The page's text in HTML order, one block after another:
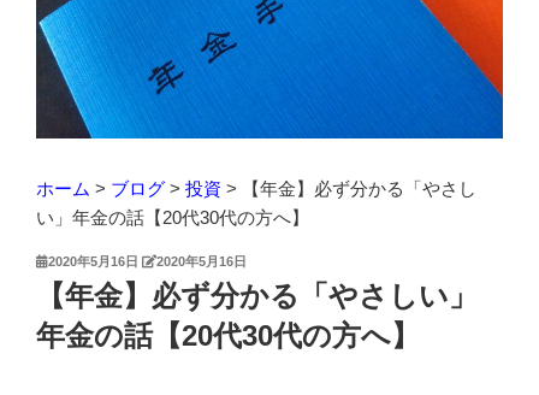
ホーム > ブログ > 投資 >
【年金】必ず分かる「やさし
い」年金の話【20代30代の方へ】
投2020年5月16日 2020年5月16日
【年金】必ず分かる「やさしい」
年金の話【20代30代の方へ】